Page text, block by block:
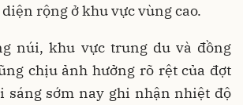
rộng ở khu vực vùng cao.
núi, khu vực trung du và đồng
chịu ảnh hưởng rõ rệt của đợt
sáng sớm nay ghi nhận nhiệt độ